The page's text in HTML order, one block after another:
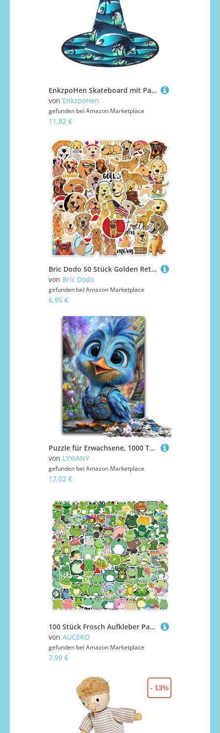
EnkzpoHen Skateboard mit Palmen-Wellen-Druck, Halloween-Zaubererhut, bequem, leicht, Festivals, Party, Kopfbedeckung
von EnkzpoHen
gefunden bei Amazon Marketplace
11,82 €
Bric Dodo 50 Stück Golden Retriever Aufkleber Auto Laptop Telefon Gitarre Skateboard Motorrad Fahrrad Dog Stickers Set Vinyl Wasserdicht Aesthetic Aufkleber für Jugendliche Kinder Erwachsene
von Bric Dodo
gefunden bei Amazon Marketplace
6,95 €
Puzzle für Erwachsene, 1000 Teile, Elefant auf Skateboard, hilft dem Gehirn, süchtig machendes Spielzeug zur Förderung der Geduld, EIN Kunstwerk, 38x26cm
von LYXIANY
gefunden bei Amazon Marketplace
17,02 €
100 Stück Frosch Aufkleber Pack Frog Sticker Set wasserdichte Vinyl Sticker für Laptop Kinder Autos Motorrad Fahrrad Skateboard Gepäck Koffer Computer Aufkleber Graffiti Decal
von AUCEKO
gefunden bei Amazon Marketplace
7,99 €
- 13%